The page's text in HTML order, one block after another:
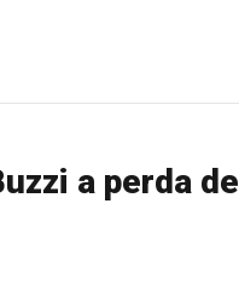
a perda de